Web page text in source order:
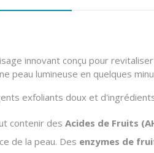
innovant conçu pour
lumineuse en quelques
exfoliants doux et
contenir des Acides de Fruits
de la peau. Des enzymes de